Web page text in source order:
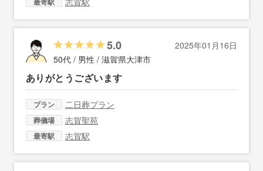
5.0
2025年01月16日
50代 / 男性 / 滋賀県大津市
ありがとうございます
プラン 二日葬プラン
葬儀場 志賀聖苑
最寄駅 志賀駅